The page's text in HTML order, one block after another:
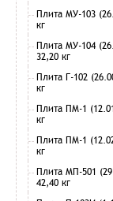
Плита МУ-103
кг
Плита МУ-104
32,20 кг
Плита Г-102
кг
Плита ПМ-1
кг
Плита ПМ-1
кг
Плита МП-501
42,40 кг